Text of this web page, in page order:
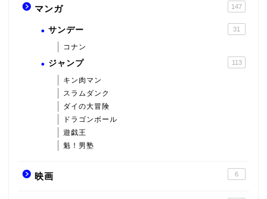
マンガ 147
サンデー 31
コナン
ジャンプ 113
キン肉マン
スラムダンク
ダイの大冒険
ドラゴンボール
遊戯王
魁！男塾
映画 6